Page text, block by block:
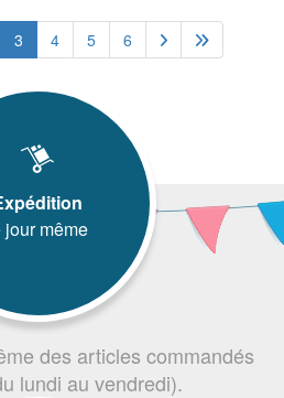
3 4 5 6
jour même
des articles commandés
lundi au vendredi).